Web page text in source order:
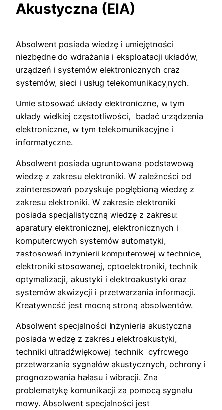
Akustyczna (EIA)
Absolwent posiada wiedzę i umiejętności
niezbędne do wdrażania i eksploatacji układów,
urządzeń i systemów elektronicznych oraz
systemów, sieci i usług telekomunikacyjnych.
Umie stosować układy elektroniczne, w tym
układy wielkiej częstotliwości, badać urządzenia
elektroniczne, w tym telekomunikacyjne i
informatyczne.
Absolwent posiada ugruntowana podstawową
wiedzę z zakresu elektroniki. W zależności od
zainteresowań pozyskuje pogłębioną wiedzę z
zakresu elektroniki. W zakresie elektroniki
posiada specjalistyczną wiedzę z zakresu:
aparatury elektronicznej, elektronicznych i
komputerowych systemów automatyki,
zastosowań inżynierii komputerowej w technice,
elektroniki stosowanej, optoelektroniki, technik
optymalizacji, akustyki i elektroakustyki oraz
systemów akwizycji i przetwarzania informacji.
Kreatywność jest mocną stroną absolwentów.
Absolwent specjalności Inżynieria akustyczna
posiada wiedzę z zakresu elektroakustyki,
techniki ultradźwiękowej, technik cyfrowego
przetwarzania sygnałów akustycznych, ochrony i
prognozowania hałasu i wibracji. Zna
problematykę komunikacji za pomocą sygnału
mowy. Absolwent specjalności jest